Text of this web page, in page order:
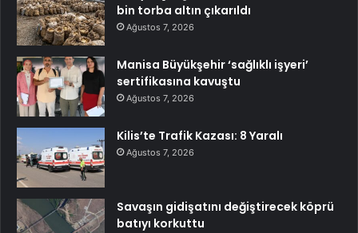
bin torba altın çıkarıldı
Ağustos 7, 2026
Manisa Büyükşehir ‘sağlıklı işyeri’
sertifikasına kavuştu
Ağustos 7, 2026
Kilis’te Trafik Kazası: 8 Yaralı
Ağustos 7, 2026
Savaşın gidişatını değiştirecek köprü
batıyı korkuttu